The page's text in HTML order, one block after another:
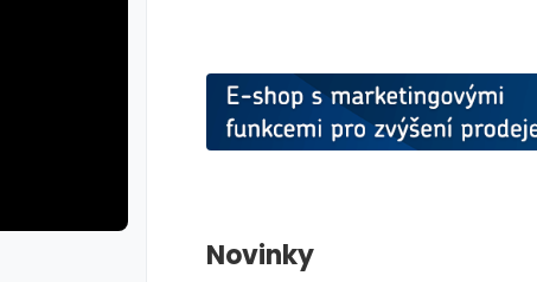
Novinky